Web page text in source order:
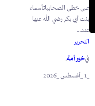
على خطى الصحابياتأسماء
بنت أبي بكر رضي الله عنها
عند...
التحرير
فيخير أمة.
_1 _أغسطس _2026